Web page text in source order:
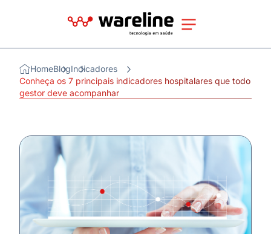
HomeBlogIndicadores
Conheça os 7 principais indicadores hospitalares que todo
gestor deve acompanhar